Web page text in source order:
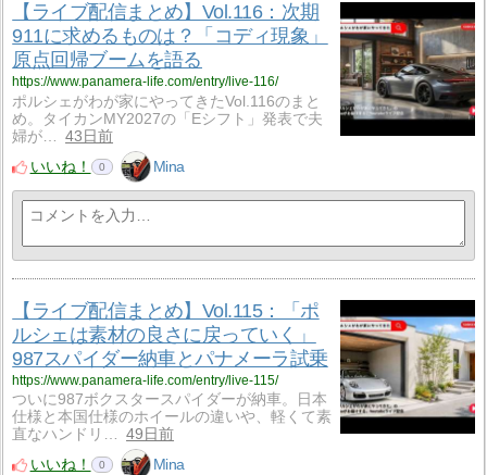
【ライブ配信まとめ】Vol.116：次期
911に求めるものは？「コディ現象」
原点回帰ブームを語る
https://www.panamera-life.com/entry/live-116/
ポルシェがわが家にやってきたVol.116のまと
め。タイカンMY2027の「Eシフト」発表で夫
婦が…
43日前
いいね！
0 Mina
【ライブ配信まとめ】Vol.115：「ポ
ルシェは素材の良さに戻っていく」
987スパイダー納車とパナメーラ試乗
https://www.panamera-life.com/entry/live-115/
ついに987ボクスタースパイダーが納車。日本
仕様と本国仕様のホイールの違いや、軽くて素
直なハンドリ…
49日前
いいね！
0 Mina